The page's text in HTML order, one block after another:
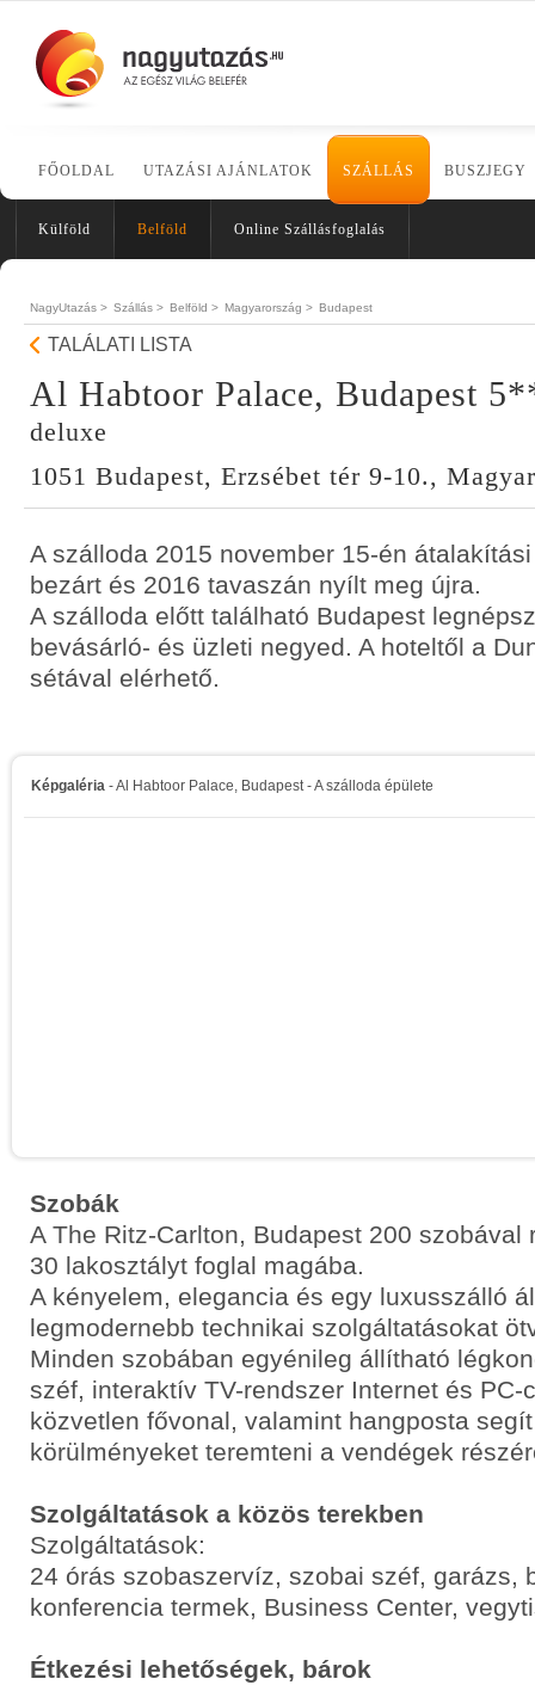
FŐOLDAL UTAZÁSI AJÁNLATOK SZÁLLÁS BUSZJEGY
Külföld Belföld Online Szállásfoglalás
NagyUtazás > Szállás > Belföld > Magyarország > Budapest
TALÁLATI LISTA
Al Habtoor Palace, Budapest
deluxe
1051 Budapest, Erzsébet tér 9-10.,
A szálloda 2015 november 15-én
bezárt és 2016 tavaszán nyílt meg újra.
A szálloda előtt található Budapest
bevásárló- és üzleti negyed. A hoteltől a
sétával elérhető.
Képgaléria - Al Habtoor Palace, Budapest - A szálloda épülete
Szobák
A The Ritz-Carlton, Budapest 200 szobával
30 lakosztályt foglal magába.
A kényelem, elegancia és egy luxusszálló
legmodernebb technikai szolgáltatásokat
Minden szobában egyénileg állítható
széf, interaktív TV-rendszer Internet és PC-
közvetlen fővonal, valamint hangposta
körülményeket teremteni a vendégek
Szolgáltatások a közös terekben
Szolgáltatások:
24 órás szobaszervíz, szobai széf, garázs,
konferencia termek, Business Center,
Étkezési lehetőségek, bárok